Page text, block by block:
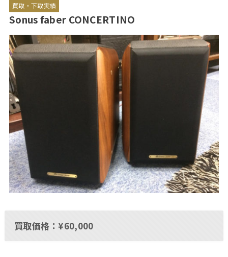
買取・下取実績
Sonus faber CONCERTINO
買取価格：¥60,000